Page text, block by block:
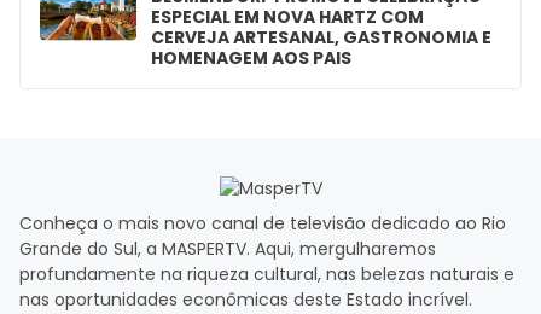
ESPECIAL EM NOVA HARTZ COM
CERVEJA ARTESANAL, GASTRONOMIA E
HOMENAGEM AOS PAIS
Conheça o mais novo canal de televisão dedicado ao Rio
Grande do Sul, a MASPERTV. Aqui, mergulharemos
profundamente na riqueza cultural, nas belezas naturais e
nas oportunidades econômicas deste Estado incrível.